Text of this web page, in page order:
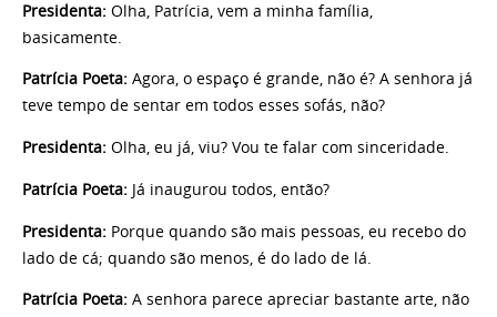
Presidenta: Olha, Patrícia, vem a minha família,
basicamente.
Patrícia Poeta: Agora, o espaço é grande, não é? A senhora já
teve tempo de sentar em todos esses sofás, não?
Presidenta: Olha, eu já, viu? Vou te falar com sinceridade.
Patrícia Poeta: Já inaugurou todos, então?
Presidenta: Porque quando são mais pessoas, eu recebo do
lado de cá; quando são menos, é do lado de lá.
Patrícia Poeta: A senhora parece apreciar bastante arte, não